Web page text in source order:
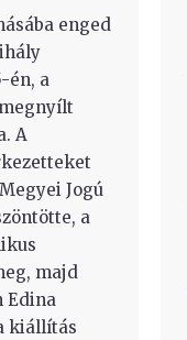
enged
én, a
A
Jogú
a
majd
Edina
kiállítás